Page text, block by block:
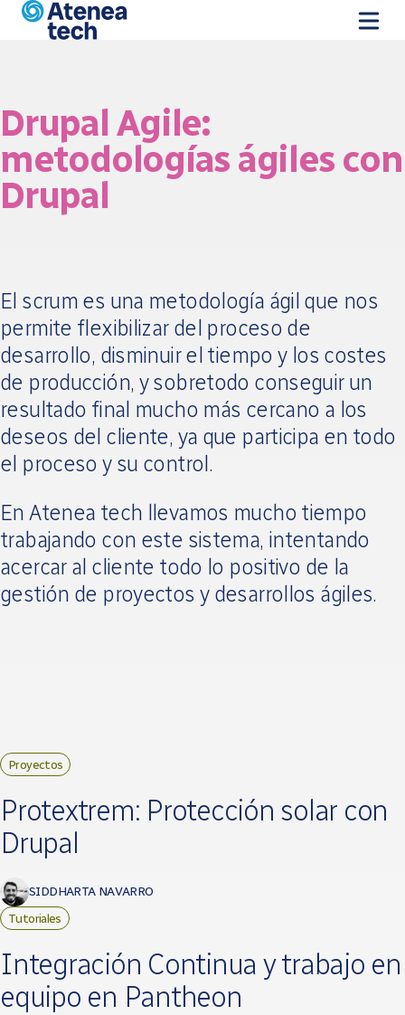
Pasar al contenido principal
Drupal Agile:
metodologías ágiles con
Drupal
El scrum es una metodología ágil que nos
permite flexibilizar del proceso de
desarrollo, disminuir el tiempo y los costes
de producción, y sobretodo conseguir un
resultado final mucho más cercano a los
deseos del cliente, ya que participa en todo
el proceso y su control.
En Atenea tech llevamos mucho tiempo
trabajando con este sistema, intentando
acercar al cliente todo lo positivo de la
gestión de proyectos y desarrollos ágiles.
Proyectos
Protextrem: Protección solar con
Drupal
SIDDHARTA NAVARRO
Tutoriales
Integración Continua y trabajo en
equipo en Pantheon